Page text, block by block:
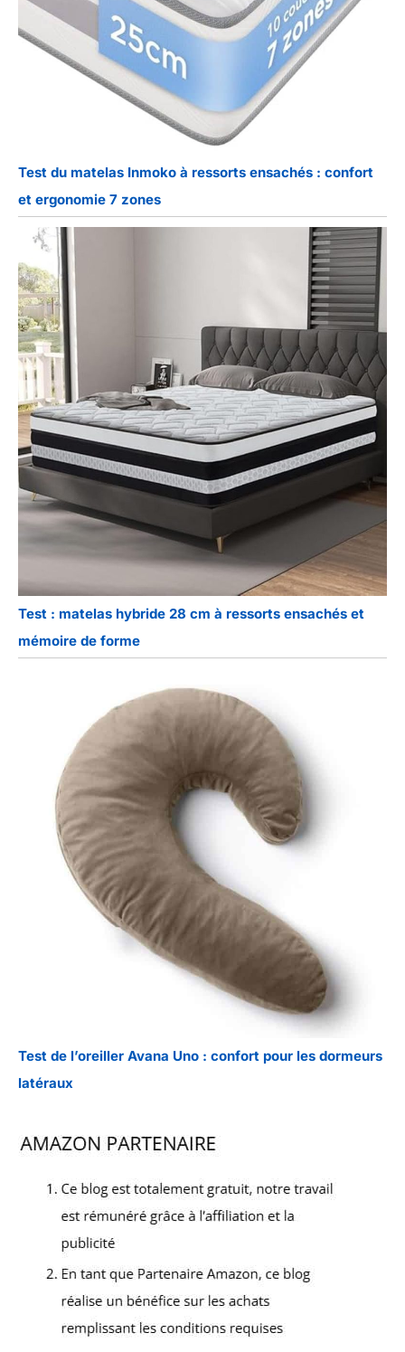
Test du matelas Inmoko à ressorts ensachés : confort
et ergonomie 7 zones
Test : matelas hybride 28 cm à ressorts ensachés et
mémoire de forme
Test de l’oreiller Avana Uno : confort pour les dormeurs
latéraux